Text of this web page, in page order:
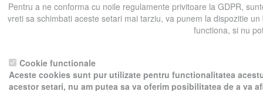
Pentru a ne conforma cu noile regulamente privitoare la GDPR,
vreti sa schimbati aceste setari mai tarziu, va punem la dispozitie
functiona, si nu
Cookie functionale
Aceste cookies sunt pur utilizate pentru functionalitatea
acestor setari, nu am putea sa va oferim posibilitatea de a va